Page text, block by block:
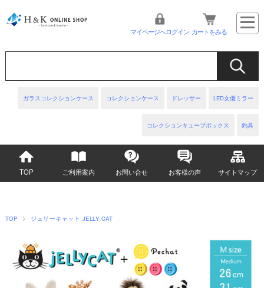
ガラスコレクションケース コレクションケース ドレッサー LED女優ミラー
コレクションキューブボックス 釣具
マイページへログイン カートをみる
TOP ご利用案内 お問い合せ お客様の声 サイトマップ
TOP ジェリーキャット JELLY CAT